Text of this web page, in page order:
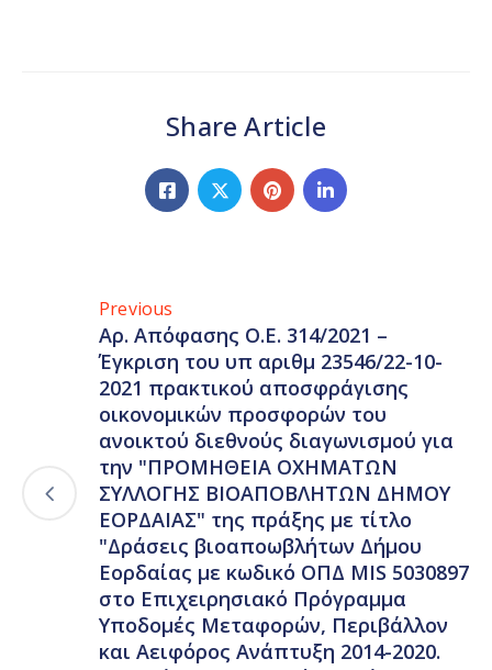
Share Article
Previous
Αρ. Απόφασης Ο.Ε. 314/2021 –
Έγκριση του υπ αριθμ 23546/22-10-
2021 πρακτικού αποσφράγισης
οικονομικών προσφορών του
ανοικτού διεθνούς διαγωνισμού για
την "ΠΡΟΜΗΘΕΙΑ ΟΧΗΜΑΤΩΝ
ΣΥΛΛΟΓΗΣ ΒΙΟΑΠΟΒΛΗΤΩΝ ΔΗΜΟΥ
ΕΟΡΔΑΙΑΣ" της πράξης με τίτλο
"Δράσεις βιοαποωβλήτων Δήμου
Εορδαίας με κωδικό ΟΠΔ MIS 5030897
στο Επιχειρησιακό Πρόγραμμα
Υποδομές Μεταφορών, Περιβάλλον
και Αειφόρος Ανάπτυξη 2014-2020.